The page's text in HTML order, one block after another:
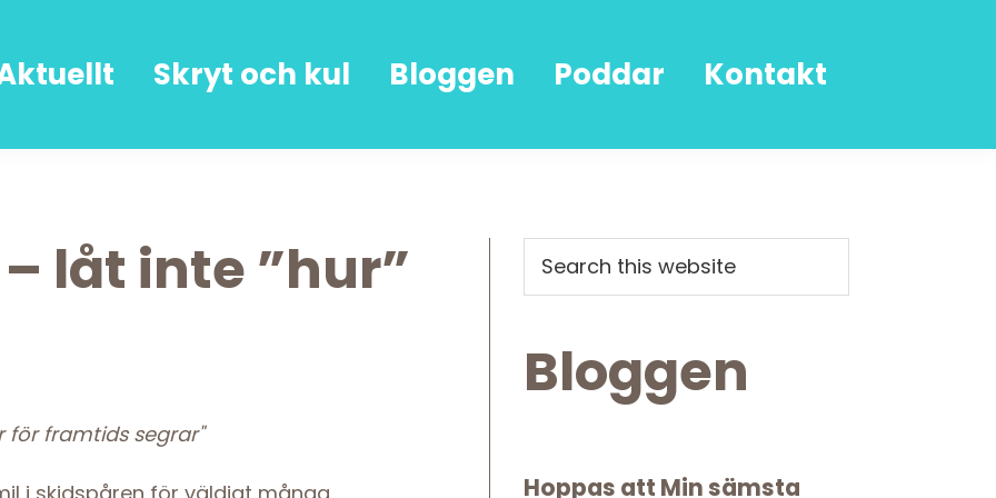
Skryt och kul Bloggen Poddar Kontakt
låt inte ”hur”
för framtids segrar"
Primary
Sidebar
this
website
Bloggen
Hoppas att Min sämsta